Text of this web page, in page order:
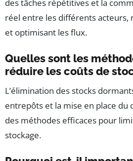
des tâches répétitives et la
réel entre les différents acteurs,
et optimisant les flux.
Quelles sont les
réduire les coûts de
L’élimination des stocks
entrepôts et la mise en place du
des méthodes efficaces pour
stockage.